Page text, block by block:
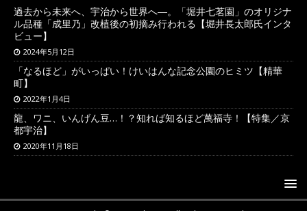
過去から未来へ、宇治から世界へ―。「堀井七茗園」のオリジナ
ル品種「成里乃」改植後の初摘み行われる【堀井長太郎氏インタ
ビュー】
2024年5月12日
「なるほど」がいっぱい！けいはんな記念公園のヒミツ【精華
町】
2022年1月4日
龍、ワニ、いんげん豆…！？知れば知るほど萬福寺！【特集／京
都宇治】
2020年11月18日